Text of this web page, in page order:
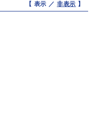
【 表示 ／ 非表示 】